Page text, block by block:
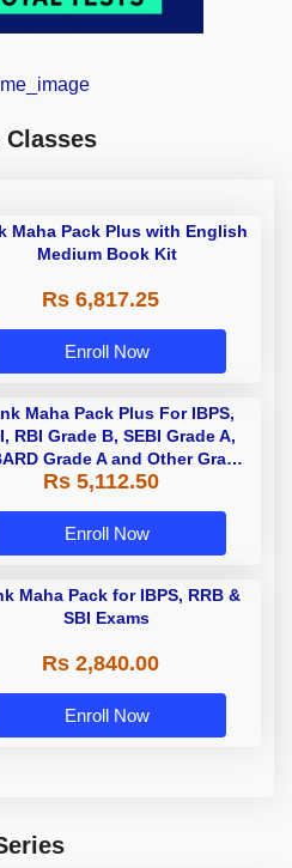
Maha Pack Plus with English
Medium Book Kit
Rs 6,817.25
Enroll Now
Maha Pack Plus For IBPS,
RBI Grade B, SEBI Grade A,
Grade A and Other Grade
A & Grade B Bank Exams
Rs 5,112.50
Enroll Now
Maha Pack for IBPS, RRB &
SBI Exams
Rs 2,840.00
Enroll Now